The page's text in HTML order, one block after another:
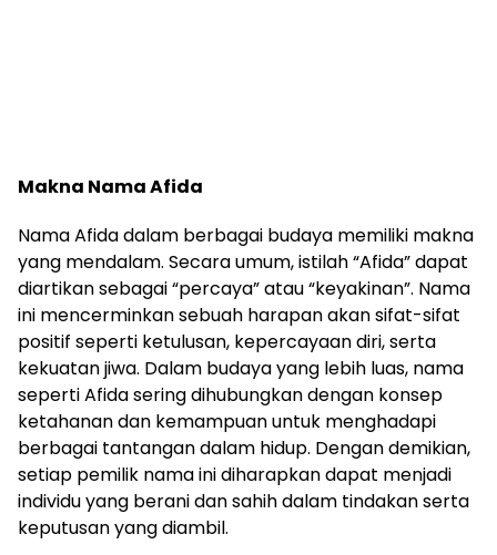
Makna Nama Afida
Nama Afida dalam berbagai budaya memiliki makna
yang mendalam. Secara umum, istilah “Afida” dapat
diartikan sebagai “percaya” atau “keyakinan”. Nama
ini mencerminkan sebuah harapan akan sifat-sifat
positif seperti ketulusan, kepercayaan diri, serta
kekuatan jiwa. Dalam budaya yang lebih luas, nama
seperti Afida sering dihubungkan dengan konsep
ketahanan dan kemampuan untuk menghadapi
berbagai tantangan dalam hidup. Dengan demikian,
setiap pemilik nama ini diharapkan dapat menjadi
individu yang berani dan sahih dalam tindakan serta
keputusan yang diambil.